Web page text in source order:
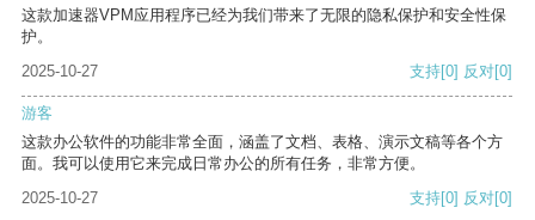
这款加速器VPM应用程序已经为我们带来了无限的隐私保护和安全性保
护。
2025-10-27
支持[0] 反对[0]
游客
这款办公软件的功能非常全面，涵盖了文档、表格、演示文稿等各个方
面。我可以使用它来完成日常办公的所有任务，非常方便。
2025-10-27
支持[0] 反对[0]